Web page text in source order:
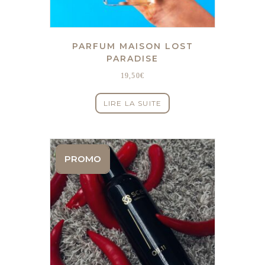
PARFUM MAISON LOST
PARADISE
19,50€
LIRE LA SUITE
PROMO